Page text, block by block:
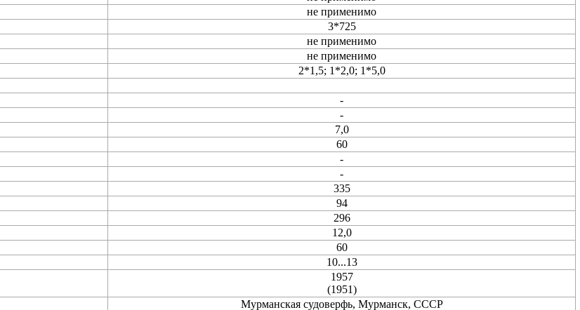
не применимо
3*725
не применимо
не применимо
2*1,5; 1*2,0; 1*5,0
-
-
7,0
60
-
-
335
94
296
12,0
60
10...13
1957
(1951)
Мурманская судоверфь, Мурманск, СССР